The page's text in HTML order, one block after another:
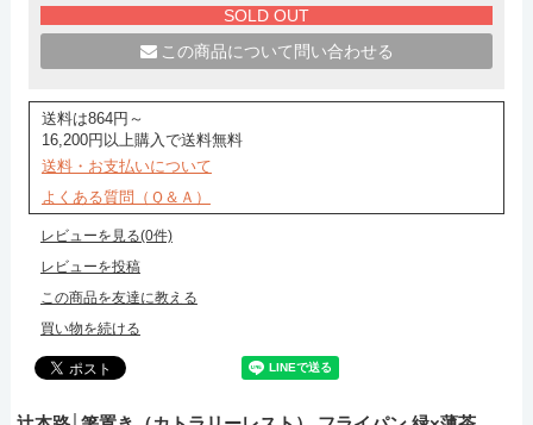
SOLD OUT
この商品について問い合わせる
送料は864円～
16,200円以上購入で送料無料
送料・お支払いについて
よくある質問（Ｑ＆Ａ）
レビューを見る(0件)
レビューを投稿
この商品を友達に教える
買い物を続ける